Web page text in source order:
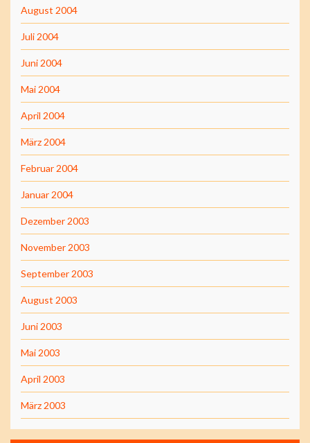
August 2004
Juli 2004
Juni 2004
Mai 2004
April 2004
März 2004
Februar 2004
Januar 2004
Dezember 2003
November 2003
September 2003
August 2003
Juni 2003
Mai 2003
April 2003
März 2003